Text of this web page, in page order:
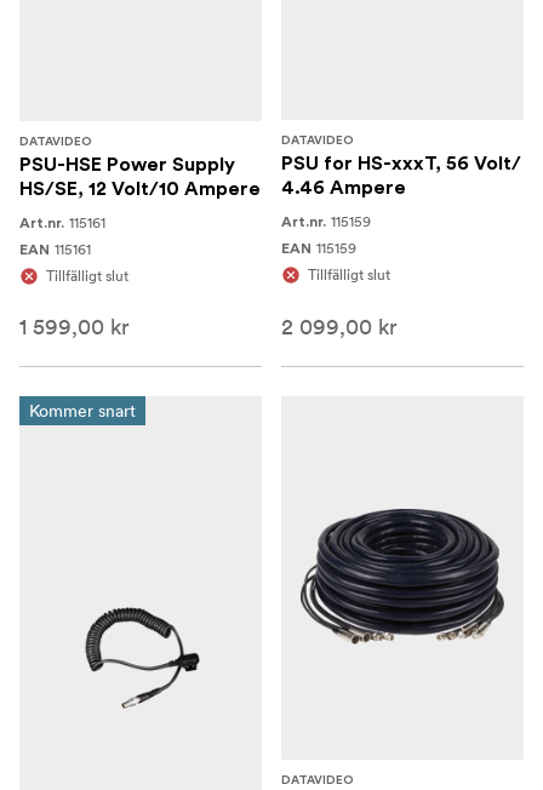
DATAVIDEO
PSU-HSE Power Supply
HS/SE, 12 Volt/10 Ampere
Art.nr. 115161
EAN 115161
Tillfälligt slut
1 599,00 kr
DATAVIDEO
PSU for HS-xxxT, 56 Volt/
4.46 Ampere
Art.nr. 115159
EAN 115159
Tillfälligt slut
2 099,00 kr
Kommer snart
DATAVIDEO